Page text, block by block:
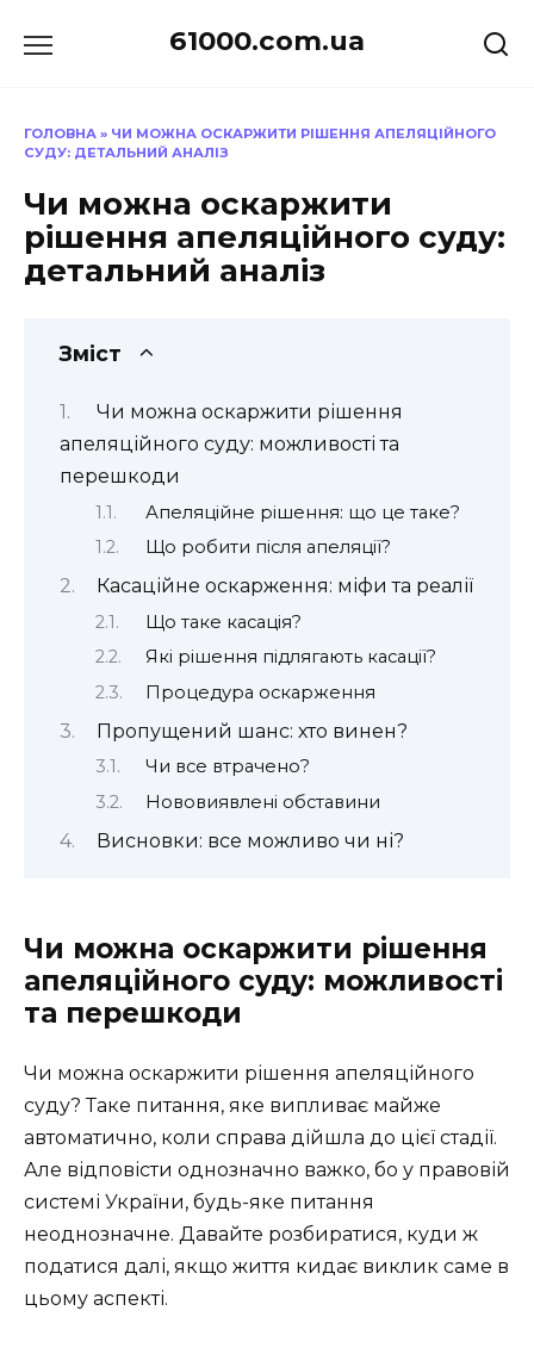
до
61000.com.ua
ГОЛОВНА » ЧИ МОЖНА ОСКАРЖИТИ РІШЕННЯ АПЕЛЯЦІЙНОГО
СУДУ: ДЕТАЛЬНИЙ АНАЛІЗ
Чи можна оскаржити
рішення апеляційного суду:
детальний аналіз
Зміст
Чи можна оскаржити рішення
апеляційного суду: можливості та
перешкоди
Апеляційне рішення: що це таке?
Що робити після апеляції?
Касаційне оскарження: міфи та реалії
Що таке касація?
Які рішення підлягають касації?
Процедура оскарження
Пропущений шанс: хто винен?
Чи все втрачено?
Нововиявлені обставини
Висновки: все можливо чи ні?
Чи можна оскаржити рішення
апеляційного суду: можливості
та перешкоди
Чи можна оскаржити рішення апеляційного
суду? Таке питання, яке випливає майже
автоматично, коли справа дійшла до цієї стадії.
Але відповісти однозначно важко, бо у правовій
системі України, будь-яке питання
неоднозначне. Давайте розбиратися, куди ж
податися далі, якщо життя кидає виклик саме в
цьому аспекті.